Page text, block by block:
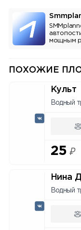
мощным
ПОХОЖИЕ
Культ
Водный
25 ₽
Нина
Водный